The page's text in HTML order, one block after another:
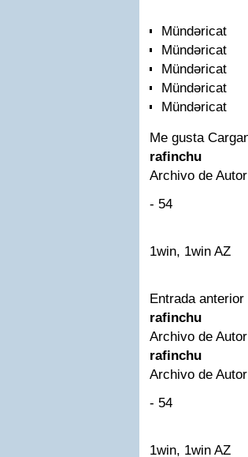
Mündəricat
Mündəricat
Mündəricat
Mündəricat
Mündəricat
Me gusta
rafinchu
Archivo de Autor
- 54
1win, 1win AZ
Entrada
rafinchu
Archivo de Autor
rafinchu
Archivo de Autor
- 54
1win, 1win AZ